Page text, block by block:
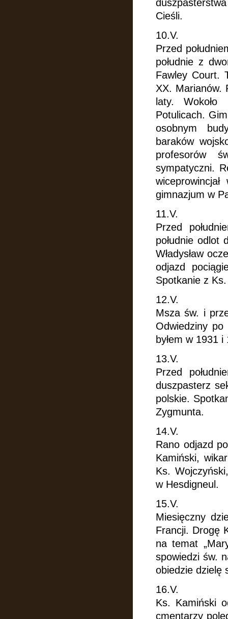
Cieśli.
10.V.
Przed
południe z
Fawley Court.
XX. Marianów.
laty.
Potulicach.
osobnym
baraków
profesorów
sympatyczni.
gimnazjum w
11.V.
Przed
południe odlot
Władysław
odjazd
Spotkanie z
12.V.
Msza św. i
Odwiedziny
byłem w 1931
13.V.
Przed
duszpasterz
polskie.
Zygmunta.
14.V.
Rano odjazd
Kamiński,
Ks.
w Hesdigneul.
15.V.
Miesięczny
Francji. Drogę
na temat
spowiedzi św.
obiedzie dzielę
16.V.
Ks. Kamiński
cmentarzy